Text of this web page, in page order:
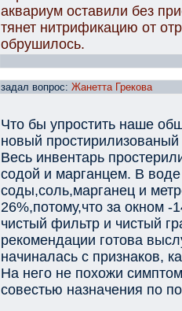
аквариум оставили без
тянет нитрификацию от
обрушилось.
задал вопрос: Жанетта Грекова
Что бы упростить наше
новый
Весь инвентарь
содой и марганцем. В
соды,соль,марганец и
26%,потому,что за окном
чистый фильтр и чистый
рекомендации готова
начиналась с признаков,
На него не похожи
совестью назначения по